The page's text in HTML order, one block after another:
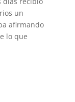
un
afirmando
lo que